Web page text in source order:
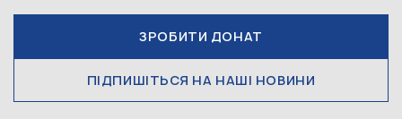
ЗРОБИТИ ДОНАТ
ПІДПИШІТЬСЯ НА НАШІ НОВИНИ